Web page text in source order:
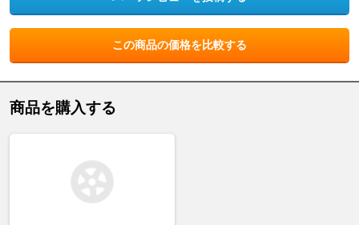
この商品の価格を比較する
商品を購入する